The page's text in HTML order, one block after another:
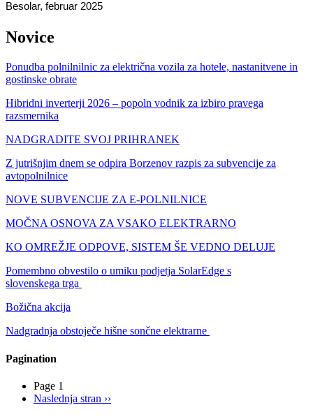
Besolar, februar 2025
Novice
Ponudba polnilnilnic za električna vozila za hotele, nastanitvene in
gostinske obrate
Hibridni inverterji 2026 – popoln vodnik za izbiro pravega
razsmernika
NADGRADITE SVOJ PRIHRANEK
Z jutrišnjim dnem se odpira Borzenov razpis za subvencije za
avtopolnilnice
NOVE SUBVENCIJE ZA E-POLNILNICE
MOČNA OSNOVA ZA VSAKO ELEKTRARNO
KO OMREŽJE ODPOVE, SISTEM ŠE VEDNO DELUJE
Pomembno obvestilo o umiku podjetja SolarEdge s
slovenskega trga
Božična akcija
Nadgradnja obstoječe hišne sončne elektrarne
Pagination
Page 1
Naslednja stran ››